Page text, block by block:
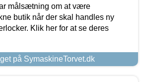
målsætning om at være
butik når der skal handles ny
Klik her for at se deres
på SymaskineTorvet.dk